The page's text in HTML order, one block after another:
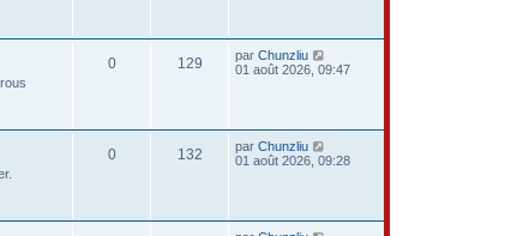
0 129 par Chunzliu
01 août 2026, 09:47
0 132 par Chunzliu
01 août 2026, 09:28